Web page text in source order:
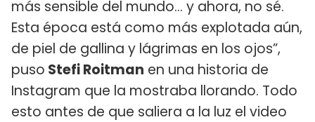
más sensible del mundo… y ahora, no sé.
Esta época está como más explotada aún,
de piel de gallina y lágrimas en los ojos”,
puso Stefi Roitman en una historia de
Instagram que la mostraba llorando. Todo
esto antes de que saliera a la luz el video